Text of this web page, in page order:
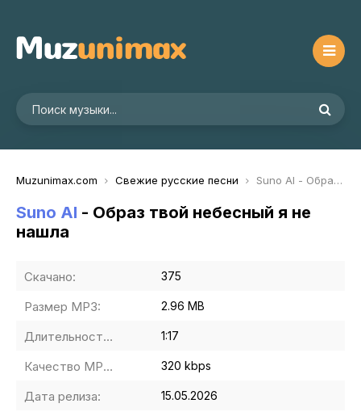
Muzunimax.com Свежие русские песни Suno AI - Образ твой небесный я не нашла
Suno AI - Образ твой небесный я не
нашла
Скачано: 375
Размер MP3: 2.96 MB
Длительность MP3: 1:17
Качество MP3: 320 kbps
Дата релиза: 15.05.2026